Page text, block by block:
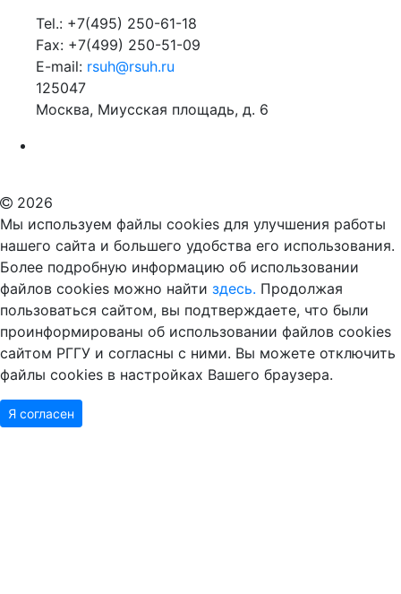
Tel.: +7(495) 250-61-18
Fax: +7(499) 250-51-09
E-mail: rsuh@rsuh.ru
125047
Москва, Миусская площадь, д. 6
2026
Мы используем файлы cookies для улучшения работы
нашего сайта и большего удобства его использования.
Более подробную информацию об использовании
файлов cookies можно найти здесь. Продолжая
пользоваться сайтом, вы подтверждаете, что были
проинформированы об использовании файлов cookies
сайтом РГГУ и согласны с ними. Вы можете отключить
файлы cookies в настройках Вашего браузера.
Я согласен